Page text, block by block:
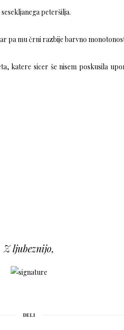
peteršilja.
pa mu črni razbije barvno
katere sicer še nisem poskusila
Z ljubeznijo,
DELI